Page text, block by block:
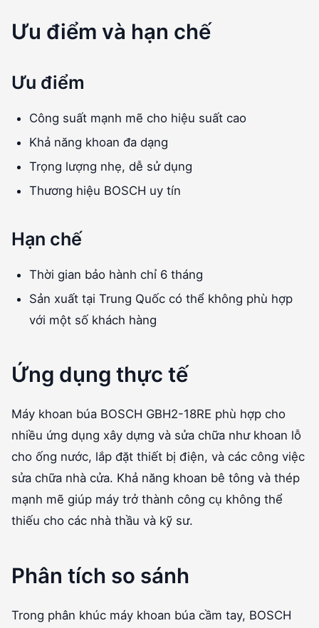
Ưu điểm và hạn chế
Ưu điểm
Công suất mạnh mẽ cho hiệu suất cao
Khả năng khoan đa dạng
Trọng lượng nhẹ, dễ sử dụng
Thương hiệu BOSCH uy tín
Hạn chế
Thời gian bảo hành chỉ 6 tháng
Sản xuất tại Trung Quốc có thể không phù hợp
với một số khách hàng
Ứng dụng thực tế
Máy khoan búa BOSCH GBH2-18RE phù hợp cho
nhiều ứng dụng xây dựng và sửa chữa như khoan lỗ
cho ống nước, lắp đặt thiết bị điện, và các công việc
sửa chữa nhà cửa. Khả năng khoan bê tông và thép
mạnh mẽ giúp máy trở thành công cụ không thể
thiếu cho các nhà thầu và kỹ sư.
Phân tích so sánh
Trong phân khúc máy khoan búa cầm tay, BOSCH